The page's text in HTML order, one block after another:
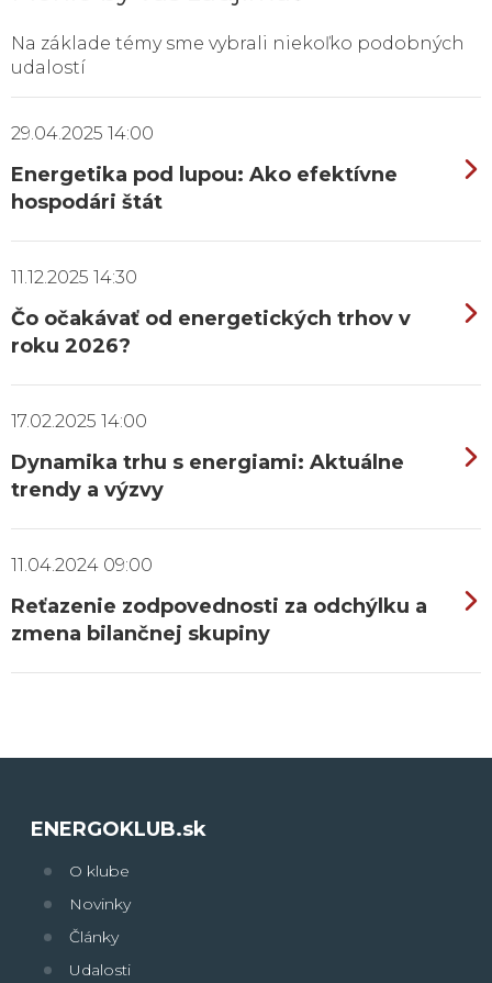
Na základe témy sme vybrali niekoľko podobných
udalostí
29.04.2025 14:00
Energetika pod lupou: Ako efektívne
hospodári štát
11.12.2025 14:30
Čo očakávať od energetických trhov v
roku 2026?
17.02.2025 14:00
Dynamika trhu s energiami: Aktuálne
trendy a výzvy
11.04.2024 09:00
Reťazenie zodpovednosti za odchýlku a
zmena bilančnej skupiny
ENERGOKLUB.sk
O klube
Novinky
Články
Udalosti